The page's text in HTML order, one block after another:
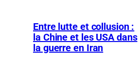
Entre lutte et collusion :
la Chine et les USA dans
la guerre en Iran